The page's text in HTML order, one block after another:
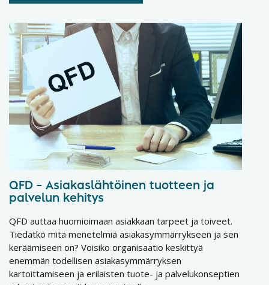
QFD – Asiakaslähtöinen tuotteen ja
palvelun kehitys
QFD auttaa huomioimaan asiakkaan tarpeet ja toiveet.
Tiedätkö mitä menetelmiä asiakasymmärrykseen ja sen
keräämiseen on? Voisiko organisaatio keskittyä
enemmän todellisen asiakasymmärryksen
kartoittamiseen ja erilaisten tuote- ja palvelukonseptien